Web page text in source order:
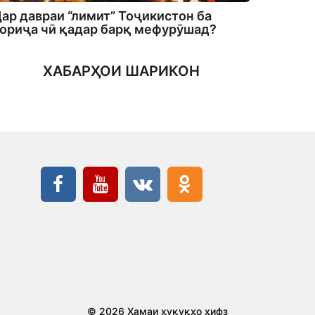
давраи “лимит” Тоҷикистон ба
чӣ қадар барқ мефурӯшад?
ХАБАРҲОИ ШАРИКОН
© 2026 Ҳамаи ҳуқуқҳо ҳифз